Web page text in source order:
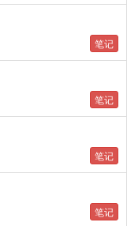
笔记
笔记
笔记
笔记